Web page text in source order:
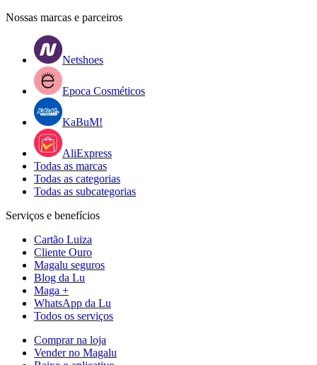
Nossas marcas e parceiros
Netshoes
Epoca Cosméticos
KaBuM!
AliExpress
Todas as marcas
Todas as categorias
Todas as subcategorias
Serviços e benefícios
Cartão Luiza
Cliente Ouro
Magalu seguros
Blog da Lu
Maga +
WhatsApp da Lu
Todos os serviços
Comprar na loja
Vender no Magalu